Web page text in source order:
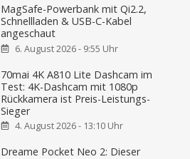
MagSafe-Powerbank mit Qi2.2,
Schnellladen & USB-C-Kabel
angeschaut
6. August 2026 - 9:55 Uhr
70mai 4K A810 Lite Dashcam im
Test: 4K-Dashcam mit 1080p
Rückkamera ist Preis-Leistungs-
Sieger
4. August 2026 - 13:10 Uhr
Dreame Pocket Neo 2: Dieser